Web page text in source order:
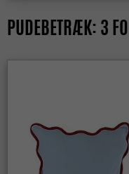
PUDEBETRÆK: 3